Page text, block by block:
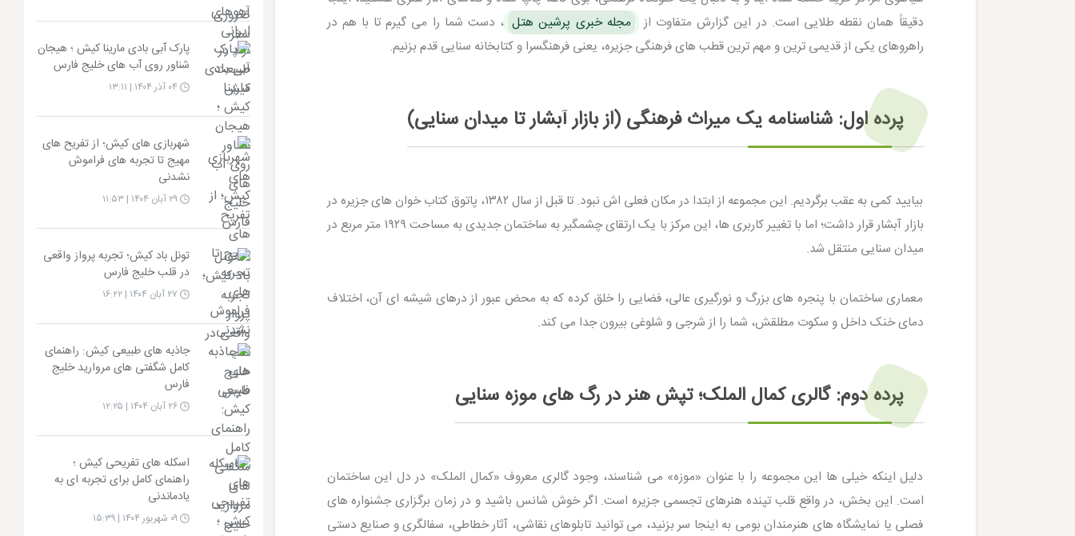
دقیقاً همان نقطه طلایی است. در این گزارش متفاوت از
مجله خبری پرشین هتل ، دست شما را می گیرم تا با هم در
راهروهای یکی از قدیمی ترین و مهم ترین قطب های فرهنگی جزیره، یعنی فرهنگسرا و کتابخانه سنایی قدم بزنیم.
پرده اول: شناسنامه یک میراث فرهنگی (از بازار آبشار تا میدان سنایی)
بیایید کمی به عقب برگردیم. این مجموعه از ابتدا در مکان فعلی اش نبود. تا قبل از سال ۱۳۸۲، پاتوق کتاب خوان های جزیره در
بازار آبشار قرار داشت؛ اما با تغییر کاربری ها، این مرکز با یک ارتقای چشمگیر به ساختمان جدیدی به مساحت ۱۹۲۹ متر مربع در
میدان سنایی منتقل شد.
معماری ساختمان با پنجره های بزرگ و نورگیری عالی، فضایی را خلق کرده که به محض عبور از درهای شیشه ای آن، اختلاف
دمای خنک داخل و سکوت مطلقش، شما را از شرجی و شلوغی بیرون جدا می کند.
پرده دوم: گالری کمال الملک؛ تپش هنر در رگ های موزه سنایی
دلیل اینکه خیلی ها این مجموعه را با عنوان «موزه» می شناسند، وجود گالری معروف «کمال الملک» در دل این ساختمان
است. این بخش، در واقع قلب تپنده هنرهای تجسمی جزیره است. اگر خوش شانس باشید و در زمان برگزاری جشنواره های
فصلی یا نمایشگاه های هنرمندان بومی به اینجا سر بزنید، می توانید تابلوهای نقاشی، آثار خطاطی، سفالگری و صنایع دستی
پارک آبی بادی مارینا کیش ؛ هیجان
شناور روی آب های خلیج فارس
شهربازی های کیش؛ از تفریح های
مهیج تا تجربه های فراموش
نشدنی
۲۹ آبان ۱۴۰۴ | ۱۱:۵۳
تونل باد کیش؛ تجربه پرواز واقعی
در قلب خلیج فارس
جاذبه های طبیعی کیش: راهنمای
کامل شگفتی های مروارید خلیج
فارس
۲۶ آبان ۱۴۰۴ | ۱۲:۲۵
اسکله های تفریحی کیش ؛
راهنمای کامل برای تجربه‌ ای به
یادماندنی
۰۹ شهریور ۱۴۰۴ | ۱۵:۳۹